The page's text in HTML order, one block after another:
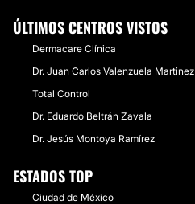
ÚLTIMOS CENTROS VISTOS
Dermacare Clínica
Dr. Juan Carlos Valenzuela Martinez
Total Control
Dr. Eduardo Beltrán Zavala
Dr. Jesús Montoya Ramírez
ESTADOS TOP
Ciudad de México